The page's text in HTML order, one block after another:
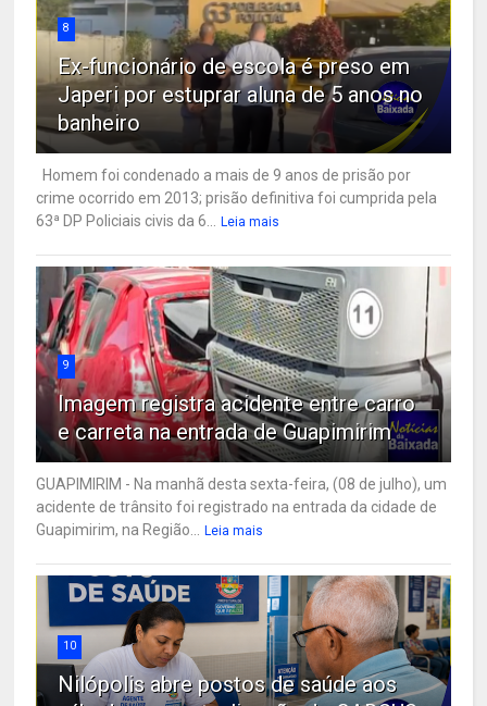
8
Ex-funcionário de escola é preso em
Japeri por estuprar aluna de 5 anos no
banheiro
Homem foi condenado a mais de 9 anos de prisão por
crime ocorrido em 2013; prisão definitiva foi cumprida pela
63ª DP Policiais civis da 6...
Leia mais
9
Imagem registra acidente entre carro
e carreta na entrada de Guapimirim
GUAPIMIRIM - Na manhã desta sexta-feira, (08 de julho), um
acidente de trânsito foi registrado na entrada da cidade de
Guapimirim, na Região...
Leia mais
10
Nilópolis abre postos de saúde aos